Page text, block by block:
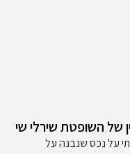
של השופטת שירלי שי
על נכס שנבנה על